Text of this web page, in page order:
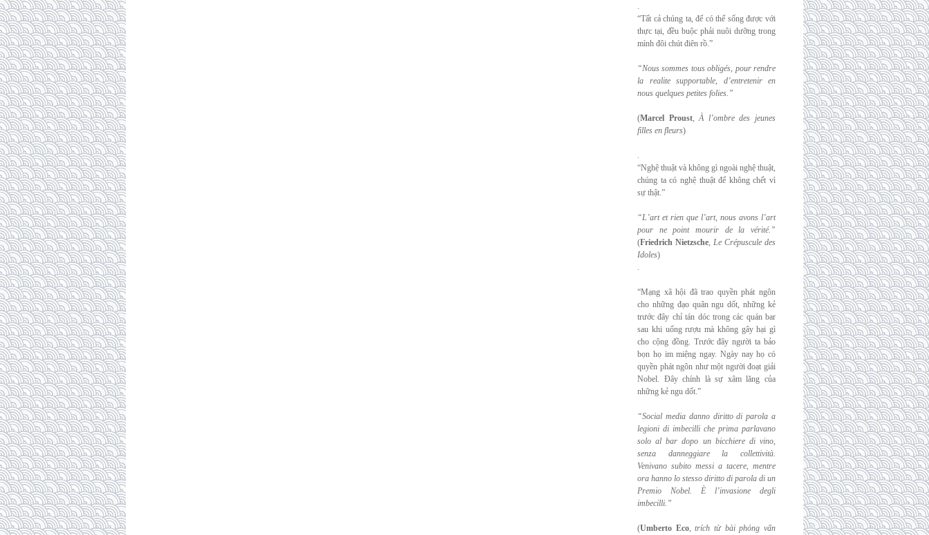
.
“Tất cả chúng ta, để có thể sống được với
thực tại, đều buộc phải nuôi dưỡng trong
mình đôi chút điên rồ.”
“Nous sommes tous obligés, pour rendre
la realite supportable, d’entretenir en
nous quelques petites folies.”
(Marcel Proust,À l’ombre des jeunes
filles en fleurs)
.
“Nghệ thuật và không gì ngoài nghệ thuật,
chúng ta có nghệ thuật để không chết vì
sự thật.”
“L’art et rien que l’art, nous avons l’art
pour ne point mourir de la vérité.”
(Friedrich Nietzsche, Le Crépuscule des
Idoles)
.
“Mạng xã hội đã trao quyền phát ngôn
cho những đạo quân ngu dốt, những kẻ
trước đây chỉ tán dóc trong các quán bar
sau khi uống rượu mà không gây hại gì
cho cộng đồng. Trước đây người ta bảo
bọn họ im miệng ngay. Ngày nay họ có
quyền phát ngôn như một người đoạt giải
Nobel. Đây chính là sự xâm lăng của
những kẻ ngu dốt.”
“Social media danno diritto di parola a
legioni di imbecilli che prima parlavano
solo albar dopo un bicchiere di vino,
senza danneggiare la collettività.
Venivano subito messi a tacere, mentre
ora hanno lo stesso diritto di parola di un
Premio Nobel. È l’invasione degli
imbecilli.”
(Umberto Eco,trích từ bài phỏng vấn